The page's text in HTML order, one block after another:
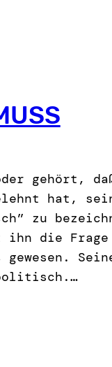
gehört,
hat,
zu
die